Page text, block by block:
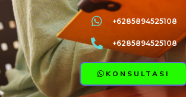
+6285894525108
+6285894525108
KONSULTASI